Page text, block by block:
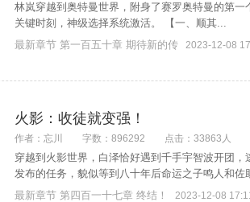
林岚穿越到奥特曼世界，附身了赛罗奥特曼的第
关键时刻，神级选择系统激活。 【一、顺其...
最新章节 第一百五十章 期待新的传
2023-12-08
火影：收徒就变强！
作者：忘川 字数：896292 点击：33863人
穿越到火影世界，白泽恰好遇到千手宇智波开
发布的任务，貌似等到八十年后命运之子鸣人和佐
最新章节 第四百一十七章 终结！
2023-12-08